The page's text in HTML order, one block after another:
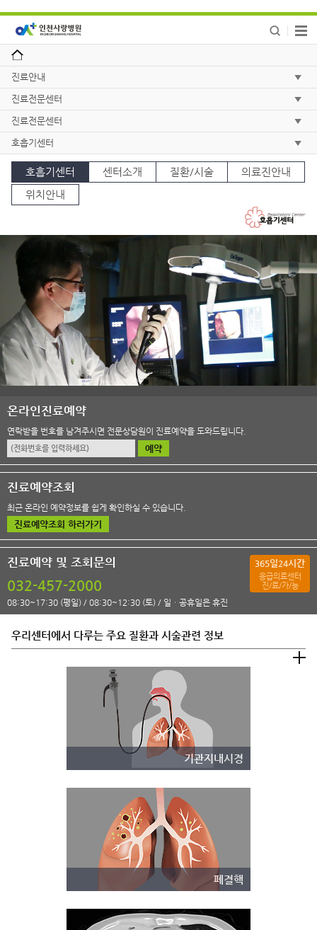
진료안내
진료전문센터
진료전문센터
호흡기센터
호흡기센터 센터소개 질환/시술
의료진안내
위치안내
온라인진료예약
연락받을 번호를 남겨주시면 전문상담원이 진료예약을 도와드립니다.
예약
진료예약조회
최근 온라인 예약정보를 쉽게 확인하실 수 있습니다.
진료예약조회 하러가기
진료예약 및 조회문의
032-457-2000
365일24시간
응급의료센터
진/료/가/능
08:30~17:30 (평일) / 08:30~12:30 (토) / 일ㆍ공휴일은 휴진
우리센터에서 다루는 주요 질환과 시술관련 정보
기관지내시경
폐결핵